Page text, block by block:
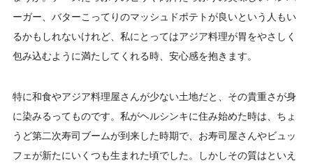
ーガー、バターこってりのマッシュドポテトが良いという人もい
るかもしれないけれど、私にとってはアジア料理が胃をやさしく
包み込むように満たしてくれる時、安心感を抱きます。
特に和食やアジア料理屋さんが少ない土地だと、その貴重さが身
に染みるってものです。私がヘルシンキに住み始めた時は、ちょ
うど第二次寿司ブームが到来した時期で、お寿司屋さんやビュッ
フェが新たにいくつも生まれた頃でした。しかしその質はといえ